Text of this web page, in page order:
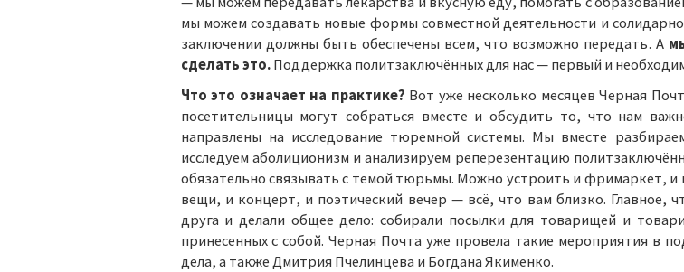
мы можем создавать новые формы совместной деятельности и
заключении должны быть обеспечены всем, что возможно передать. А
сделать это.Поддержка политзаключённых для нас — первый и
Что это означает на практике? Вот уже несколько месяцев Черная
посетительницы могут собраться вместе и обсудить то, что нам
направлены на исследование тюремной системы. Мы вместе
исследуем аболиционизм и анализируем реперезентацию
обязательно связывать с темой тюрьмы. Можно устроить и фримаркет, и
вещи, и концерт, и поэтический вечер — всё, что вам близко. Главное,
друга и делали общее дело: собирали посылки для товарищей и
принесенных с собой. Черная Почта уже провела такие мероприятия в
дела, а также Дмитрия Пчелинцева и Богдана Якименко.